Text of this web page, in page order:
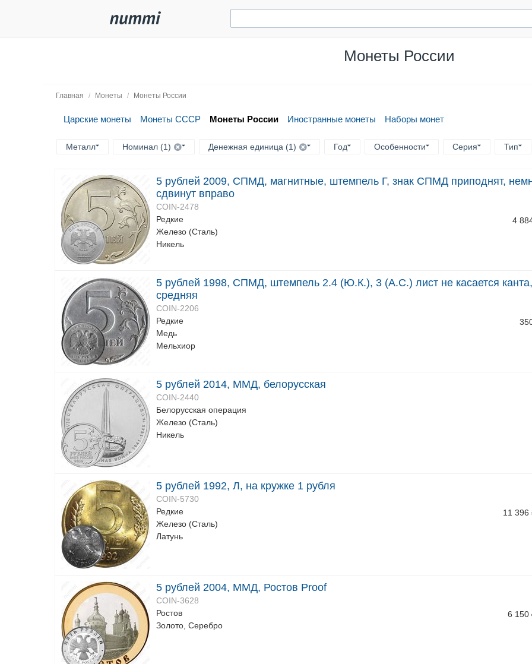
Монеты России
Главная / Монеты / Монеты России
Царские монеты Монеты СССР Монеты России Иностранные монеты Наборы монет
Металл Номинал (1) Денежная единица (1) Год Особенности Серия Тип
5 рублей 2009, СПМД, магнитные, штемпель Г, знак СПМД приподнят,
сдвинут вправо
COIN-2478
Редкие
Железо (Сталь)
Никель
4
5 рублей 1998, СПМД, штемпель 2.4 (Ю.К.), 3 (А.С.) лист не касается канта,
средняя
COIN-2206
Редкие
Медь
Мельхиор
5 рублей 2014, ММД, белорусская
COIN-2440
Белорусская операция
Железо (Сталь)
Никель
5 рублей 1992, Л, на кружке 1 рубля
COIN-5730
Редкие
Железо (Сталь)
Латунь
11 396
5 рублей 2004, ММД, Ростов Proof
COIN-3628
Ростов
Золото, Серебро
6 150